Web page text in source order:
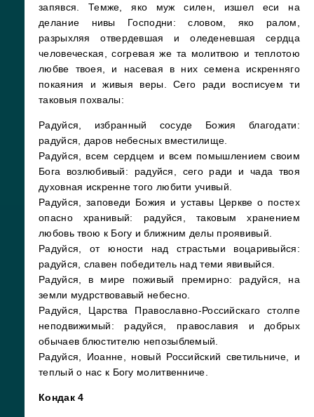
запявся. Темже, яко муж силен, изшел еси на
делание нивы Господни: словом, яко ралом,
разрыхляя отвердевшая и оледеневшая сердца
человеческая, согревая же та молитвою и теплотою
любве твоея, и насевая в них семена искренняго
покаяния и живыя веры. Сего ради восписуем ти
таковыя похвалы:
Радуйся, избранный сосуде Божия благодати:
радуйся, даров небесных вместилище.
Радуйся, всем сердцем и всем помышлением своим
Бога возлюбивый: радуйся, сего ради и чада твоя
духовная искренне того любити учивый.
Радуйся, заповеди Божия и уставы Церкве о постех
опасно хранивый: радуйся, таковым хранением
любовь твою к Богу и ближним делы проявивый.
Радуйся, от юности над страстьми воцаривыйся:
радуйся, славен победитель над теми явивыйся.
Радуйся, в мире поживый премирно: радуйся, на
земли мудрствовавый небесно.
Радуйся, Царства Православно-Российскаго столпе
неподвижимый: радуйся, православия и добрых
обычаев блюстителю непозыблемый.
Радуйся, Иоанне, новый Российский светильниче, и
теплый о нас к Богу молитвенниче
Кондак 4